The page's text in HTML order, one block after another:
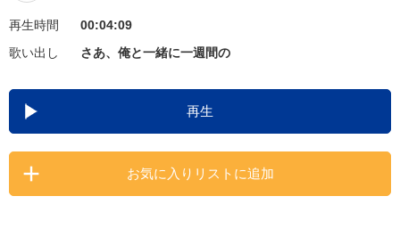
お知らせ よくあるご質問
DAMの新曲・ランキングなど
カラオケ最新情報をチェック！
再生時間
00:04:09
歌い出し
さあ、俺と一緒に一週間の
再生
お気に入りリストに追加